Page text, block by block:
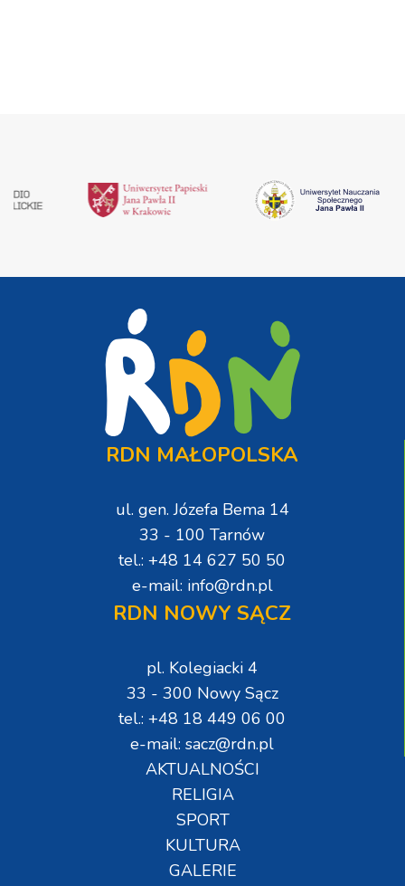
RDN MAŁOPOLSKA
ul. gen. Józefa Bema 14
33 - 100 Tarnów
tel.: +48 14 627 50 50
e-mail: info@rdn.pl
RDN NOWY SĄCZ
pl. Kolegiacki 4
33 - 300 Nowy Sącz
tel.: +48 18 449 06 00
e-mail: sacz@rdn.pl
AKTUALNOŚCI
RELIGIA
SPORT
KULTURA
GALERIE